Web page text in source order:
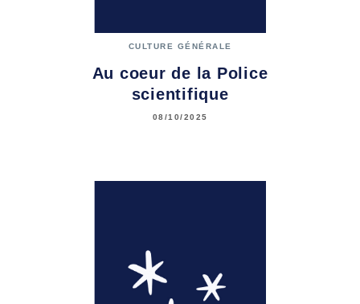
CULTURE GÉNÉRALE
Au coeur de la Police
scientifique
08/10/2025